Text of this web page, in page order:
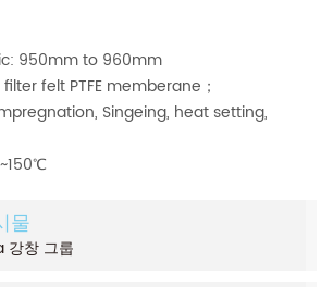
950mm to 960mm
felt PTFE memberane；
Singeing, heat setting,
물
강창 그룹